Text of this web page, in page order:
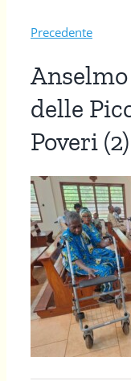
Precedente
delle
Poveri (2)